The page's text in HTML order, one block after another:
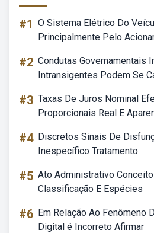
#1 O Sistema Elétrico Do
Principalmente Pelo
#2 Condutas Governamentais
Intransigentes Podem Se
#3 Taxas De Juros Nominal
Proporcionais Real E
#4 Discretos Sinais De
Inespecífico Tratamento
#5 Ato Administrativo
Classificação E Espécies
#6 Em Relação Ao Fenômeno
Digital é Incorreto Afirmar